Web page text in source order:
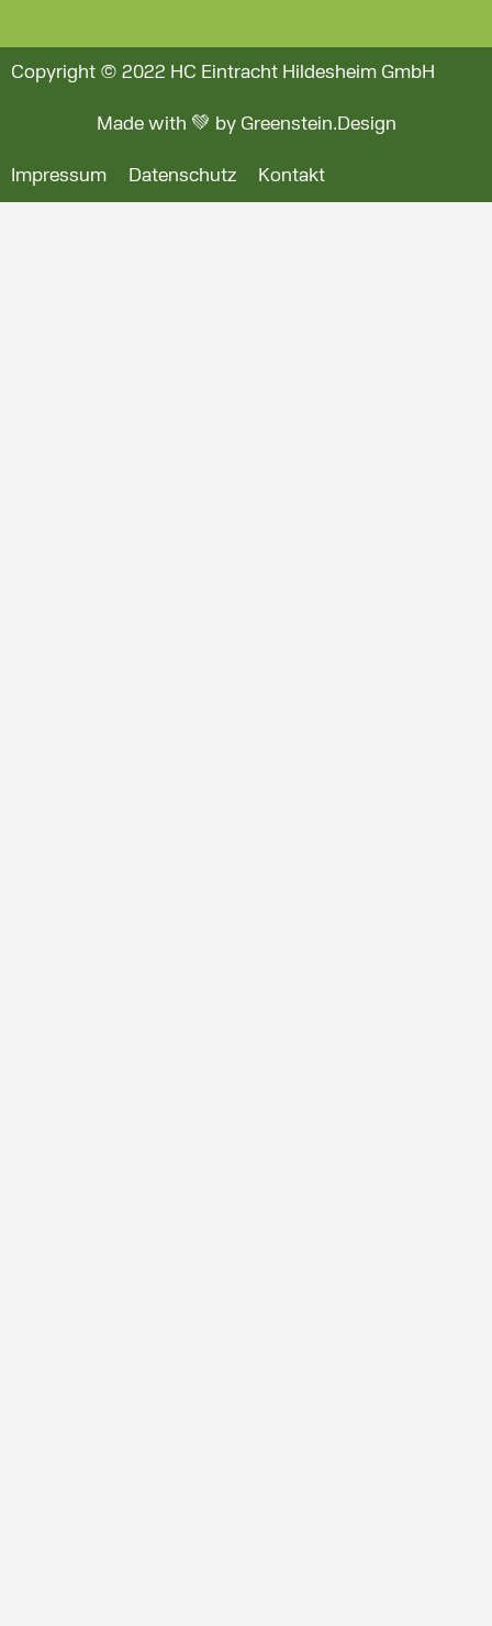
Copyright © 2022 HC Eintracht Hildesheim GmbH
Made with 💚 by Greenstein.Design
Impressum Datenschutz Kontakt